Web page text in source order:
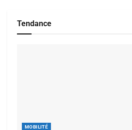
Tendance
MOBILITÉ